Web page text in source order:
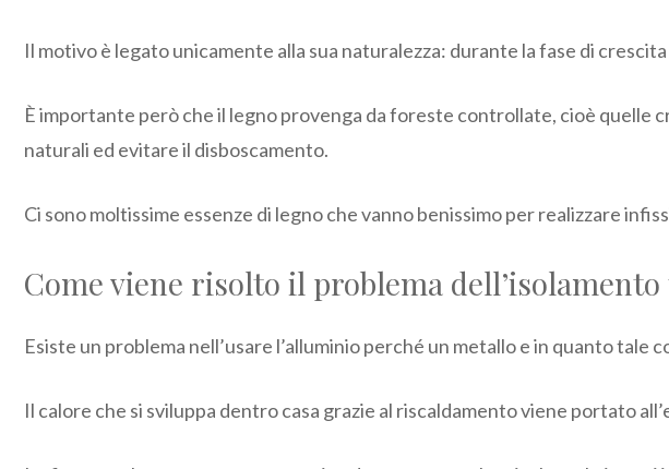
Il motivo è legato unicamente alla sua naturalezza: durante la fase di
È importante però che il legno provenga da foreste controllate, cioè quelle
naturali ed evitare il disboscamento.
Ci sono moltissime essenze di legno che vanno benissimo per realizzare
Come viene risolto il problema
Esiste un problema nell’usare l’alluminio perché un metallo e in quanto tale
Il calore che si sviluppa dentro casa grazie al riscaldamento viene portato